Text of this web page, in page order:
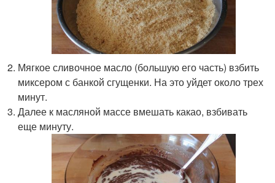
Мягкое сливочное масло (большую его часть) взбить
миксером с банкой сгущенки. На это уйдет около трех
минут.
Далее к масляной массе вмешать какао, взбивать
еще минуту.